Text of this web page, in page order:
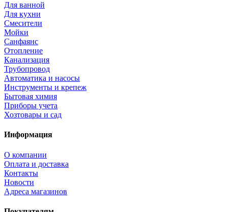
Для ванной
Для кухни
Смесители
Мойки
Санфаянс
Отопление
Канализация
Трубопровод
Автоматика и насосы
Инструменты и крепеж
Бытовая химия
Приборы учета
Хозтовары и сад
Информация
О компании
Оплата и доставка
Контакты
Новости
Адреса магазинов